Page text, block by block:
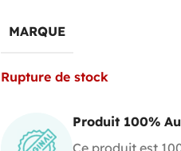
MARQUE
Rupture de stock
Produit 100%
Ce produit est